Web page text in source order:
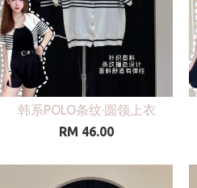
韩系POLO条纹·圆领上衣
RM 46.00